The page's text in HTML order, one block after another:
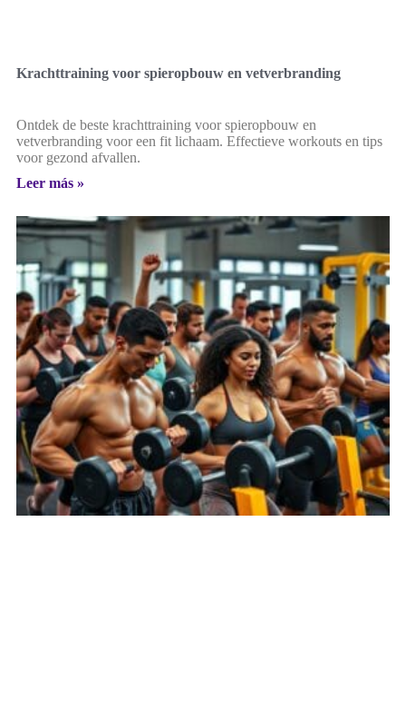
Krachttraining voor spieropbouw en vetverbranding
Ontdek de beste krachttraining voor spieropbouw en
vetverbranding voor een fit lichaam. Effectieve workouts en tips
voor gezond afvallen.
Leer más »